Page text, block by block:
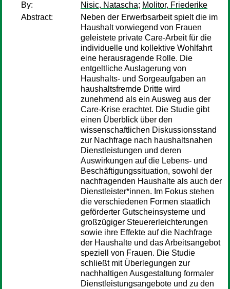
By:
Nisic, Natascha; Molitor, Friederike
Abstract:
Neben der Erwerbsarbeit spielt die im
Haushalt vorwiegend von Frauen
geleistete private Care-Arbeit für die
individuelle und kollektive Wohlfahrt
eine herausragende Rolle. Die
entgeltliche Auslagerung von
Haushalts- und Sorgeaufgaben an
haushaltsfremde Dritte wird
zunehmend als ein Ausweg aus der
Care-Krise erachtet. Die Studie gibt
einen Überblick über den
wissenschaftlichen Diskussionsstand
zur Nachfrage nach haushaltsnahen
Dienstleistungen und deren
Auswirkungen auf die Lebens- und
Beschäftigungssituation, sowohl der
nachfragenden Haushalte als auch der
Dienstleister*innen. Im Fokus stehen
die verschiedenen Formen staatlich
geförderter Gutscheinsysteme und
großzügiger Steuererleichterungen
sowie ihre Effekte auf die Nachfrage
der Haushalte und das Arbeitsangebot
speziell von Frauen. Die Studie
schließt mit Überlegungen zur
nachhaltigen Ausgestaltung formaler
Dienstleistungsangebote und zu den